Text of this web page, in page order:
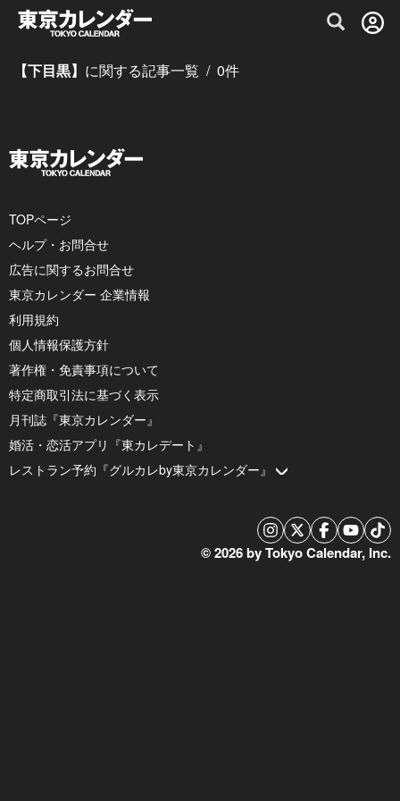
グルメ情報・プレミアムレストラン予約
【下目黒】 に関する記事一覧 / 0件
TOPページ
ヘルプ・お問合せ
広告に関するお問合せ
東京カレンダー 企業情報
利用規約
個人情報保護方針
著作権・免責事項について
特定商取引法に基づく表示
月刊誌『東京カレンダー』
婚活・恋活アプリ『東カレデート』
レストラン予約『グルカレby東京カレンダー』
© 2026 by Tokyo Calendar, Inc.